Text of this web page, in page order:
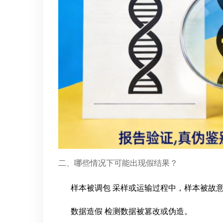
二、哪些情况下可能出现假结果？
样本被调包 采样或运输过程中，样本被故
数据造假 检测数据被篡改或伪造。